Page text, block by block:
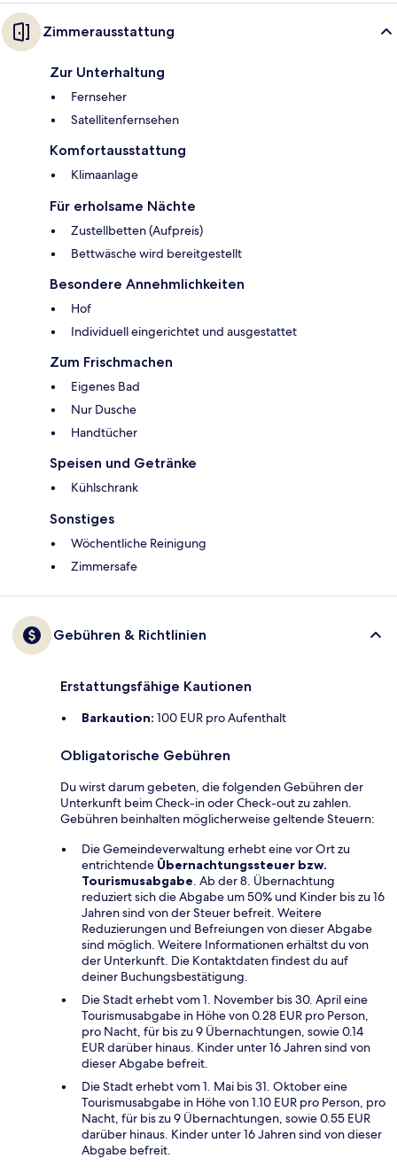
Zimmerausstattung
Zur Unterhaltung
Fernseher
Satellitenfernsehen
Komfortausstattung
Klimaanlage
Für erholsame Nächte
Zustellbetten (Aufpreis)
Bettwäsche wird bereitgestellt
Besondere Annehmlichkeiten
Hof
Individuell eingerichtet und ausgestattet
Zum Frischmachen
Eigenes Bad
Nur Dusche
Handtücher
Speisen und Getränke
Kühlschrank
Sonstiges
Wöchentliche Reinigung
Zimmersafe
Gebühren & Richtlinien
Erstattungsfähige Kautionen
Barkaution: 100 EUR pro Aufenthalt
Obligatorische Gebühren
Du wirst darum gebeten, die folgenden Gebühren der
Unterkunft beim Check-in oder Check-out zu zahlen.
Gebühren beinhalten möglicherweise geltende Steuern:
Die Gemeindeverwaltung erhebt eine vor Ort zu
entrichtende Übernachtungssteuer bzw.
Tourismusabgabe. Ab der 8. Übernachtung
reduziert sich die Abgabe um 50% und Kinder bis zu 16
Jahren sind von der Steuer befreit. Weitere
Reduzierungen und Befreiungen von dieser Abgabe
sind möglich. Weitere Informationen erhältst du von
der Unterkunft. Die Kontaktdaten findest du auf
deiner Buchungsbestätigung.
Die Stadt erhebt vom 1. November bis 30. April eine
Tourismusabgabe in Höhe von 0.28 EUR pro Person,
pro Nacht, für bis zu 9 Übernachtungen, sowie 0.14
EUR darüber hinaus. Kinder unter 16 Jahren sind von
dieser Abgabe befreit.
Die Stadt erhebt vom 1. Mai bis 31. Oktober eine
Tourismusabgabe in Höhe von 1.10 EUR pro Person, pro
Nacht, für bis zu 9 Übernachtungen, sowie 0.55 EUR
darüber hinaus. Kinder unter 16 Jahren sind von dieser
Abgabe befreit.